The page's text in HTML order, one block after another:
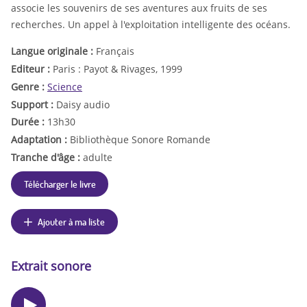
associe les souvenirs de ses aventures aux fruits de ses
recherches. Un appel à l'exploitation intelligente des océans.
Langue originale : Français
Editeur : Paris : Payot & Rivages, 1999
Genre : Science
Support : Daisy audio
Durée : 13h30
Adaptation : Bibliothèque Sonore Romande
Tranche d'âge : adulte
Télécharger le livre
Ajouter à ma liste
Extrait sonore